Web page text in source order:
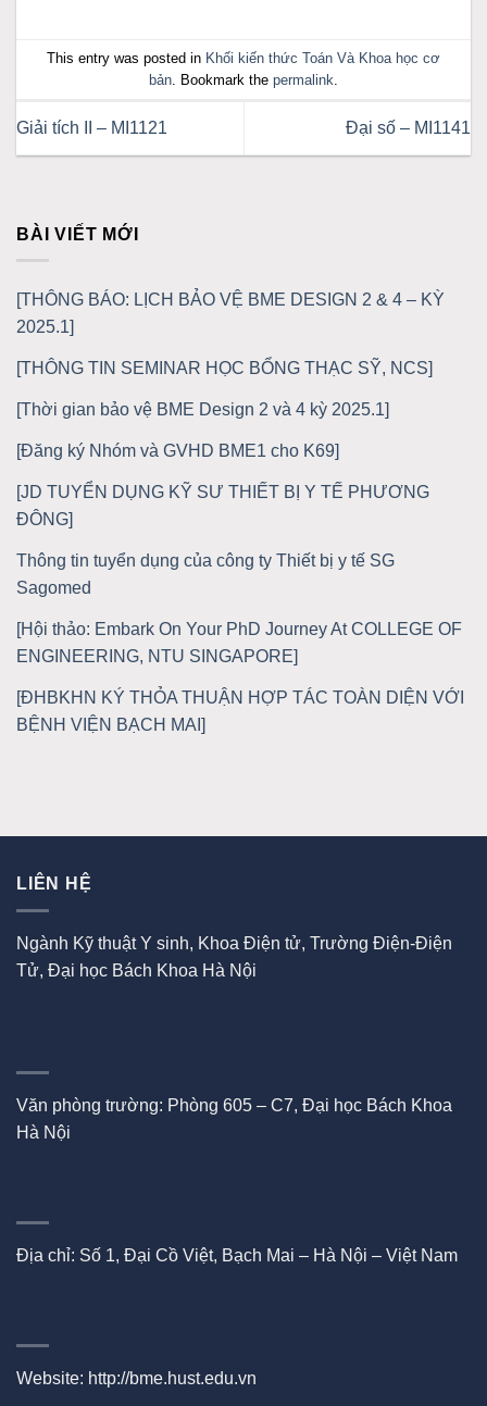
This entry was posted in Khối kiến thức Toán Và Khoa học cơ
bản . Bookmark the permalink
Giải tích II – MI1121 Đại số – MI1141
BÀI VIẾT MỚI
[THÔNG BÁO: LỊCH BẢO VỆ BME DESIGN 2 & 4 – KỲ
2025.1]
[THÔNG TIN SEMINAR HỌC BỔNG THẠC SỸ, NCS]
[Thời gian bảo vệ BME Design 2 và 4 kỳ 2025.1]
[Đăng ký Nhóm và GVHD BME1 cho K69]
[JD TUYỂN DỤNG KỸ SƯ THIẾT BỊ Y TẾ PHƯƠNG
ĐÔNG]
Thông tin tuyển dụng của công ty Thiết bị y tế SG
Sagomed
[Hội thảo: Embark On Your PhD Journey At COLLEGE OF
ENGINEERING, NTU SINGAPORE]
[ĐHBKHN KÝ THỎA THUẬN HỢP TÁC TOÀN DIỆN VỚI
BỆNH VIỆN BẠCH MAI]
LIÊN HỆ
Ngành Kỹ thuật Y sinh, Khoa Điện tử, Trường Điện-Điện
Tử, Đại học Bách Khoa Hà Nội
Văn phòng trường: Phòng 605 – C7, Đại học Bách Khoa
Hà Nội
Địa chỉ: Số 1, Đại Cồ Việt, Bạch Mai – Hà Nội – Việt Nam
Website: http://bme.hust.edu.vn